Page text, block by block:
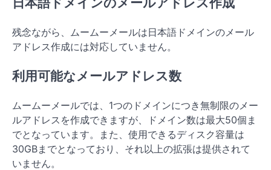
残念ながら、ムームーメールは日本語ドメインのメール
アドレス作成には対応していません。
利用可能なメールアドレス数
ムームーメールでは、1つのドメインにつき無制限のメー
ルアドレスを作成できますが、ドメイン数は最大50個ま
でとなっています。また、使用できるディスク容量は
30GBまでとなっており、それ以上の拡張は提供されて
いません。